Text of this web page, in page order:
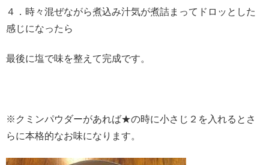
４．時々混ぜながら煮込み汁気が煮詰まってドロッとした
感じになったら
最後に塩で味を整えて完成です。
※クミンパウダーがあれば★の時に小さじ２を入れるとさ
らに本格的なお味になります。